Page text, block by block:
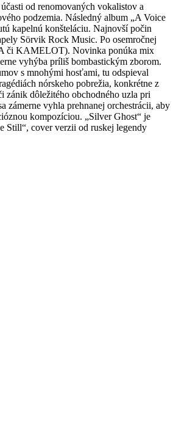
od renomovaných vokalistov a
podzemia. Následný album „A Voice
kapelnú konšteláciu. Najnovší počin
Sörvik Rock Music. Po osemročnej
či KAMELOT). Novinka ponúka mix
vyhýba príliš bombastickým zborom.
s mnohými hosťami, tu odspieval
nórskeho pobrežia, konkrétne z
zánik dôležitého obchodného uzla pri
zámerne vyhla prehnanej orchestrácii, aby
kompozíciou. „Silver Ghost“ je
Still“, cover verzii od ruskej legendy